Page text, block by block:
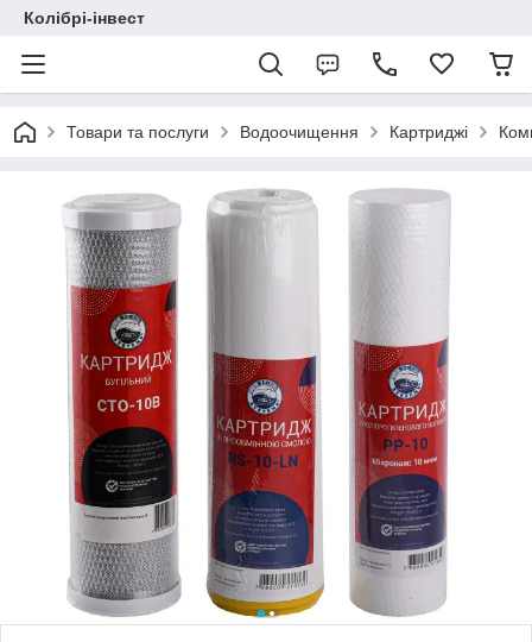
Колібрі-інвест
Товари та послуги Водоочищення Картриджі